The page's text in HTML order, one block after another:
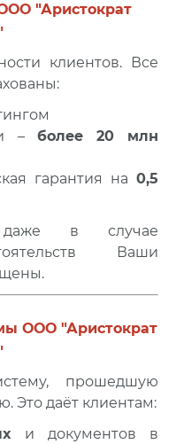
"Аристократ
клиентов. Все
– более 20 млн
гарантия на 0,5
в случае
Ваши
ООО "Аристократ
прошедшую
Это даёт клиентам:
и документов в